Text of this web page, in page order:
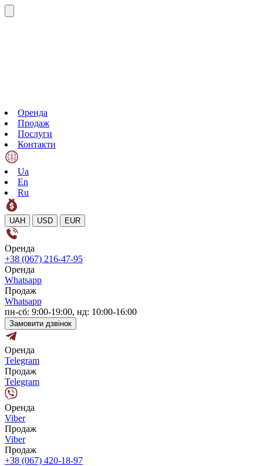
Оренда
Продаж
Послуги
Контакти
Ua
En
Ru
UAH USD EUR
Оренда
+38 (067) 216-47-95
Оренда
Whatsapp
Продаж
Whatsapp
пн-сб: 9:00-19:00, нд: 10:00-16:00
Замовити дзвінок
Оренда
Telegram
Продаж
Telegram
Оренда
Viber
Продаж
Viber
Продаж
+38 (067) 420-18-97